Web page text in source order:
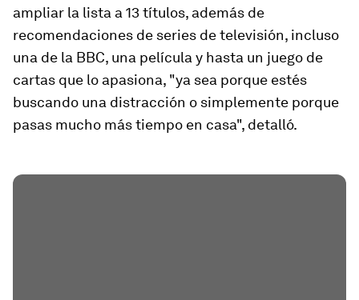
ampliar la lista a 13 títulos, además de
recomendaciones de series de televisión, incluso
una de la BBC, una película y hasta un juego de
cartas que lo apasiona, "ya sea porque estés
buscando una distracción o simplemente porque
pasas mucho más tiempo en casa", detalló.